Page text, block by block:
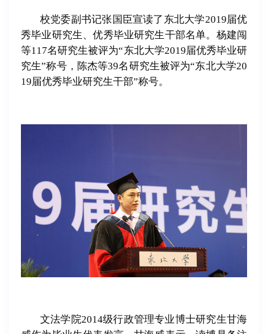
校党委副书记张国臣宣读了东北大学2019届优
秀毕业研究生、优秀毕业研究生干部名单。杨建闯
等117名研究生被评为“东北大学2019届优秀毕业研
究生”称号，陈杰等39名研究生被评为“东北大学20
19届优秀毕业研究生干部”称号。
文法学院2014级行政管理专业博士研究生甘海